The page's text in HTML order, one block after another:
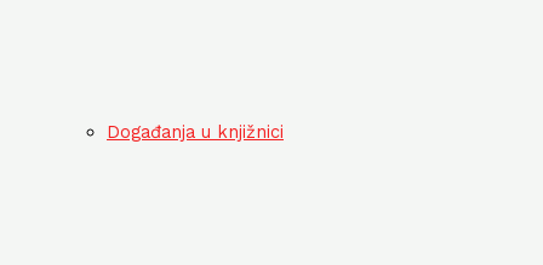
Događanja u knjižnici